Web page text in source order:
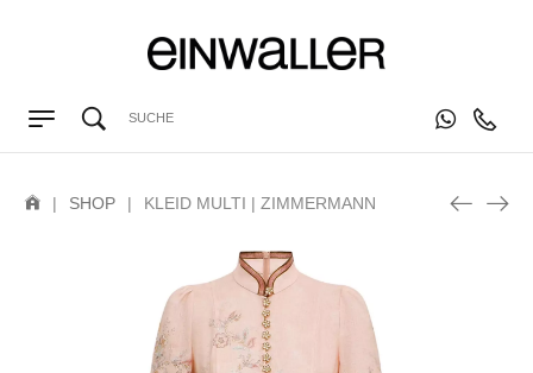
| SHOP | KLEID MULTI | ZIMMERMANN